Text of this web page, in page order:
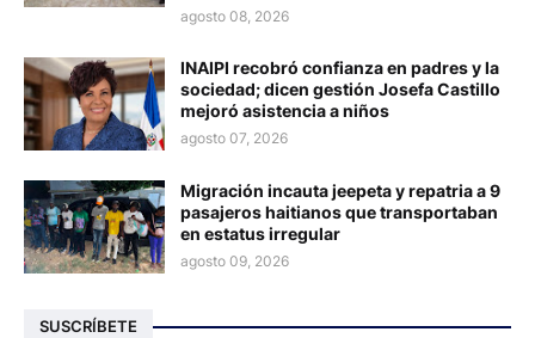
agosto 08, 2026
INAIPI recobró confianza en padres y la
sociedad; dicen gestión Josefa Castillo
mejoró asistencia a niños
agosto 07, 2026
Migración incauta jeepeta y repatria a 9
pasajeros haitianos que transportaban
en estatus irregular
agosto 09, 2026
SUSCRÍBETE